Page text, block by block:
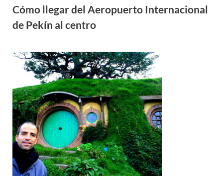
Cómo llegar del Aeropuerto Internacional
de Pekín al centro